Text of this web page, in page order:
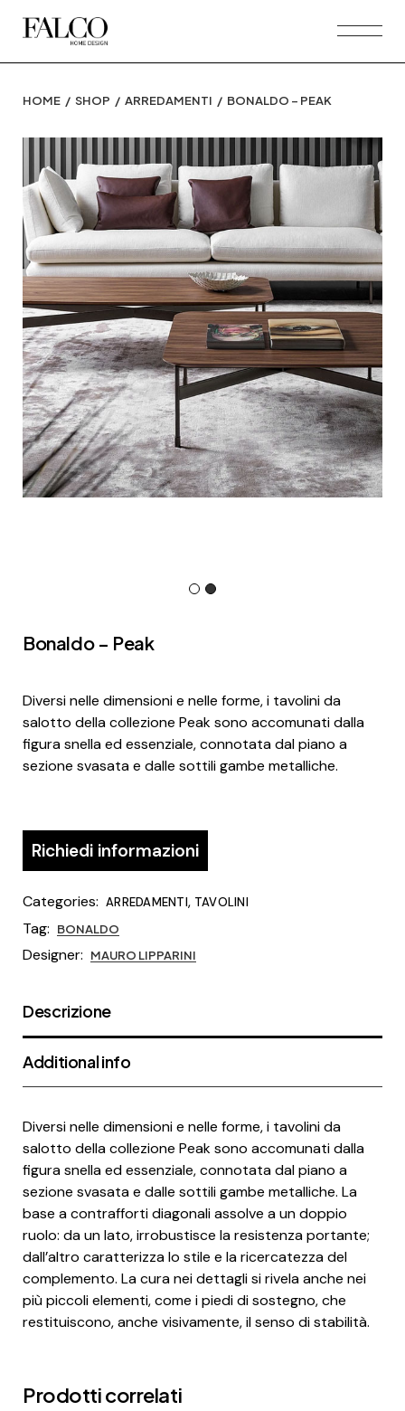
HOME SHOP ARREDAMENTI BONALDO – PEAK
Bonaldo – Peak
Diversi nelle dimensioni e nelle forme, i tavolini da
salotto della collezione Peak sono accomunati dalla
figura snella ed essenziale, connotata dal piano a
sezione svasata e dalle sottili gambe metalliche.
Richiedi informazioni
Categories: ARREDAMENTI, TAVOLINI
Tag: BONALDO
Designer: MAURO LIPPARINI
Descrizione
Additional info
Diversi nelle dimensioni e nelle forme, i tavolini da
salotto della collezione Peak sono accomunati dalla
figura snella ed essenziale, connotata dal piano a
sezione svasata e dalle sottili gambe metalliche. La
base a contrafforti diagonali assolve a un doppio
ruolo: da un lato, irrobustisce la resistenza portante;
dall’altro caratterizza lo stile e la ricercatezza del
complemento. La cura nei dettagli si rivela anche nei
più piccoli elementi, come i piedi di sostegno, che
restituiscono, anche visivamente, il senso di stabilità.
Prodotti correlati